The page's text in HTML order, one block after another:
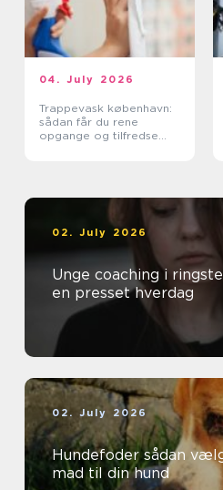
04. July 2026
Trappevask københavn:
sådan får du rene
opgange og tilfredse
02. July 2026
Unge coaching i
en presset hverdag
02. July 2026
Hundefoder sådan vælger du den bedste
mad til din hund